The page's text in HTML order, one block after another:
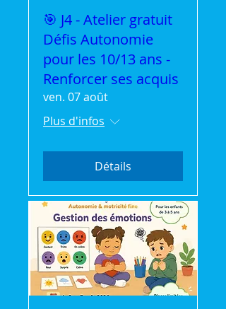
🎯 J4 - Atelier gratuit
Défis Autonomie
pour les 10/13 ans -
Renforcer ses acquis
ven. 07 août
Plus d'infos
Détails